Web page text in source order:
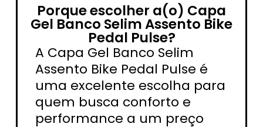
Porque escolher a(o) Capa
Gel Banco Selim Assento Bike
Pedal Pulse?
A Capa Gel Banco Selim
Assento Bike Pedal Pulse é
uma excelente escolha para
quem busca conforto e
performance a um preço